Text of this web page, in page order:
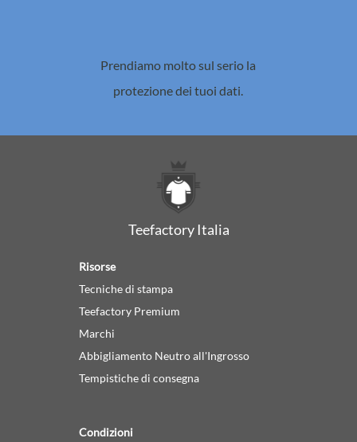
Prendiamo molto sul serio la
protezione dei tuoi dati.
Teefactory Italia
Risorse
Tecniche di stampa
Teefactory Premium
Marchi
Abbigliamento Neutro all'Ingrosso
Tempistiche di consegna
Condizioni